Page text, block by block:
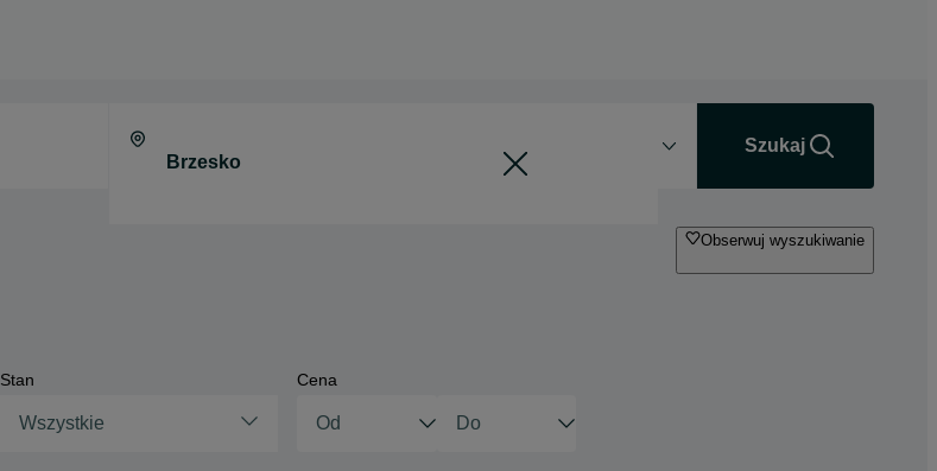
Szukaj
Obserwuj wyszukiwanie
Stan
Wszystkie
Cena